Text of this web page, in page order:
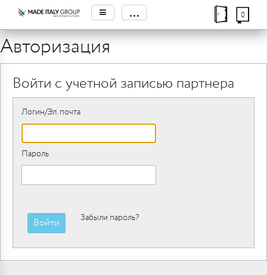
≡ ... 0
Авторизация
Войти с учетной записью партнера
Логин/Эл. почта
Пароль
Войти Забыли пароль?